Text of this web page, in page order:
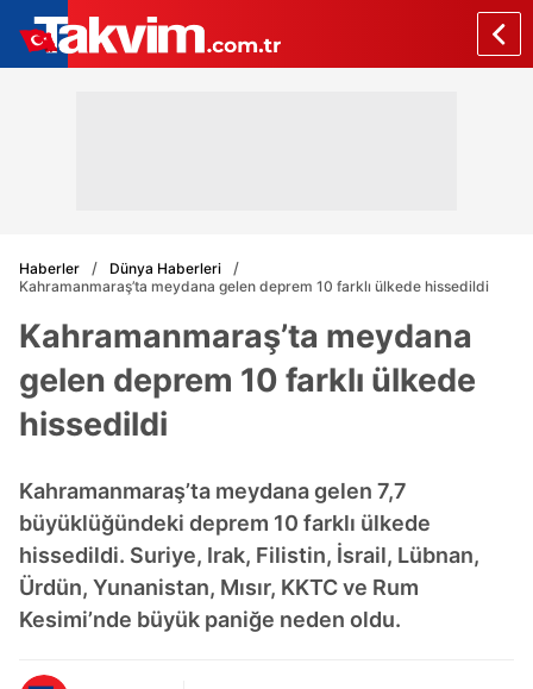
Haberler
Dünya Haberleri
Kahramanmaraş’ta meydana gelen deprem 10 farklı ülkede hissedildi
Kahramanmaraş’ta meydana
gelen deprem 10 farklı ülkede
hissedildi
Kahramanmaraş’ta meydana gelen 7,7
büyüklüğündeki deprem 10 farklı ülkede
hissedildi. Suriye, Irak, Filistin, İsrail, Lübnan,
Ürdün, Yunanistan, Mısır, KKTC ve Rum
Kesimi’nde büyük paniğe neden oldu.